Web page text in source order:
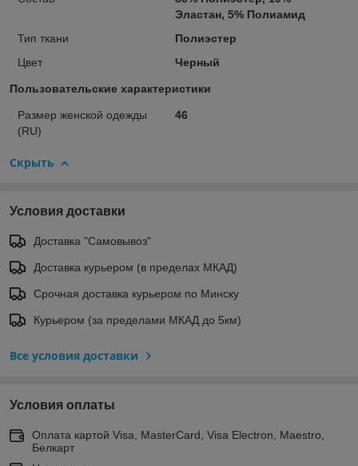
Эластан, 5% Полиамид
Тип ткани
Полиэстер
Цвет
Черный
Пользовательские характеристики
Размер женской одежды
(RU)
46
Скрыть
Условия доставки
Доставка "Самовывоз"
Доставка курьером (в пределах МКАД)
Срочная доставка курьером по Минску
Курьером (за пределами МКАД до 5км)
Все условия доставки
Условия оплаты
Оплата картой Visa, MasterCard, Visa Electron, Maestro,
Белкарт